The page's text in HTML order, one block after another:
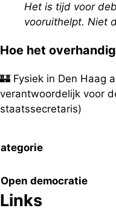
Het is tijd voor
vooruithelpt. Niet
Hoe het
🏰 Fysiek in Den Haag
verantwoordelijk voor
staatssecretaris)
Open democratie
Links